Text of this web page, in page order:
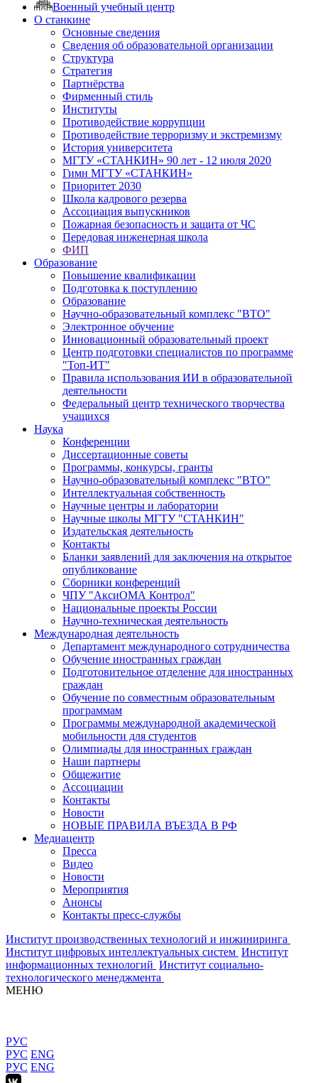
Военный учебный центр
О станкине
Основные сведения
Сведения об образовательной организации
Структура
Стратегия
Партнёрства
Фирменный стиль
Институты
Противодействие коррупции
Противодействие терроризму и экстремизму
История университета
МГТУ «СТАНКИН» 90 лет - 12 июля 2020
Гимн МГТУ «СТАНКИН»
Приоритет 2030
Школа кадрового резерва
Ассоциация выпускников
Пожарная безопасность и защита от ЧС
Передовая инженерная школа
ФИП
Образование
Повышение квалификации
Подготовка к поступлению
Образование
Научно-образовательный комплекс "ВТО"
Электронное обучение
Инновационный образовательный проект
Центр подготовки специалистов по программе
"Топ-ИТ"
Правила использования ИИ в образовательной
деятельности
Федеральный центр технического творчества
учащихся
Наука
Конференции
Диссертационные советы
Программы, конкурсы, гранты
Научно-образовательный комплекс "ВТО"
Интеллектуальная собственность
Научные центры и лаборатории
Научные школы МГТУ "СТАНКИН"
Издательская деятельность
Контакты
Бланки заявлений для заключения на открытое
опубликование
Сборники конференций
ЧПУ "АксиОМА Контрол"
Национальные проекты России
Научно-техническая деятельность
Международная деятельность
Департамент международного сотрудничества
Обучение иностранных граждан
Подготовительное отделение для иностранных
граждан
Обучение по совместным образовательным
программам
Программы международной академической
мобильности для студентов
Олимпиады для иностранных граждан
Наши партнеры
Общежитие
Ассоциации
Контакты
Новости
НОВЫЕ ПРАВИЛА ВЪЕЗДА В РФ
Медиацентр
Пресса
Видео
Новости
Мероприятия
Анонсы
Контакты пресс-службы
Институт производственных технологий и инжиниринга
Институт цифровых интеллектуальных систем Институт
информационных технологий Институт социально-
технологического менеджмента
МЕНЮ
РУС
РУС ENG
РУС ENG